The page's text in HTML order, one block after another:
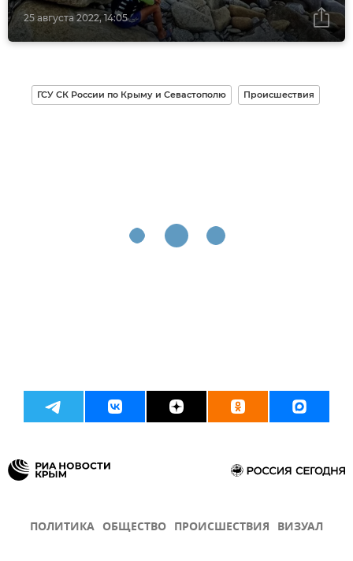
25 августа 2022, 14:05
ГСУ СК России по Крыму и Севастополю Происшествия
ПОЛИТИКА ОБЩЕСТВО ПРОИСШЕСТВИЯ ВИЗУАЛ